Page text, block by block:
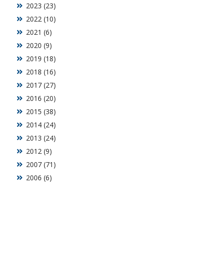
2006 (6)
2007 (71)
2012 (9)
2013 (24)
2014 (24)
2015 (38)
2016 (20)
2017 (27)
2018 (16)
2019 (18)
2020 (9)
2021 (6)
2022 (10)
2023 (23)